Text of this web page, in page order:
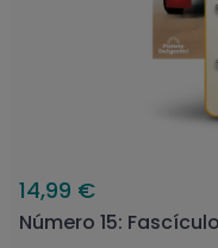
14,99 €
Número 15: